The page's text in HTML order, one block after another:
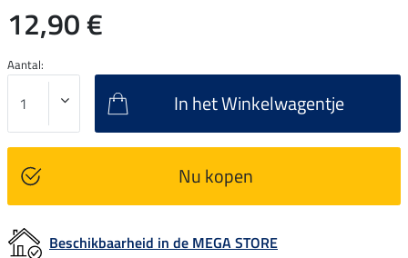
12,90 €
Aantal:
In het Winkelwagentje
Nu kopen
Beschikbaarheid in de MEGA STORE